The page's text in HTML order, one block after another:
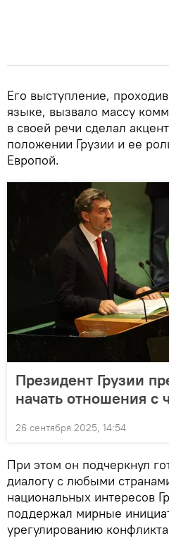
Его выступление,
языке, вызвало массу
в своей речи сделал
положении Грузии и ее
Европой.
Президент Грузии
начать отношения с
26 сентября 2025, 14:54
При этом он подчеркнул
диалогу с любыми
национальных интересов
поддержал мирные
урегулированию